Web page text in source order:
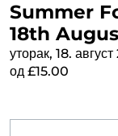
Summer
18th
уторак, 18.
од £15.00